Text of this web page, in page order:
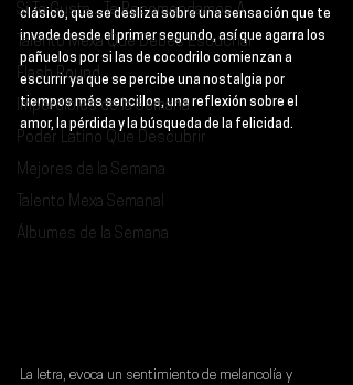
Si Te Gusta... Te Recomendamos A...
Talento Mexa Que Debes Escuchar
Flash Round
Imperdibles de la Semana
Poder Latino Que Descubrir
Mejores de la Semana
Talento Mexa Semanal
Álbumes de la Semana
clásico, que se desliza sobre una sensación que te
invade desde el primer segundo, así que agarra los
pañuelos por si las de cocodrilo comienzan a
escurrir ya que se percibe una nostalgia por
tiempos más sencillos, una reflexión sobre el
amor, la pérdida y la búsqueda de la felicidad.
La letra, evoca un sentimiento de melancolía y